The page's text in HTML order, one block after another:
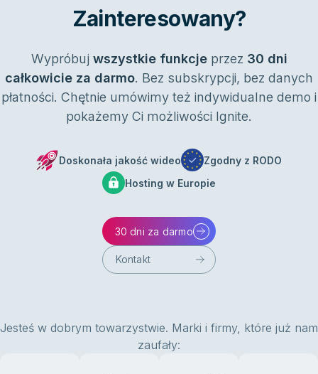
Zainteresowany?
Wypróbuj wszystkie funkcjeprzez 30 dni
całkowicie za darmo. Bez subskrypcji, bez danych
płatności. Chętnie umówimy też indywidualne demo i
pokażemy Ci możliwości Ignite.
Doskonała jakość wideo
Zgodny z RODO
Hosting w Europie
30 dni za darmo
Kontakt
Jesteś w dobrym towarzystwie. Marki i firmy, które już nam
zaufały: